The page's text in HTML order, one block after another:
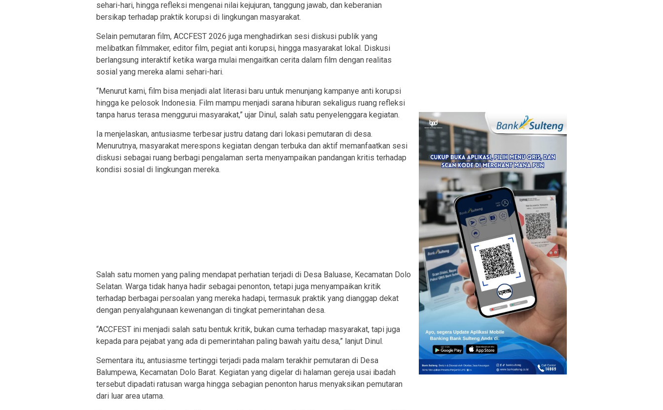
sehari-hari, hingga refleksi mengenai nilai kejujuran, tanggung jawab, dan keberanian
bersikap terhadap praktik korupsi di lingkungan masyarakat.
Selain pemutaran film, ACCFEST 2026 juga menghadirkan sesi diskusi publik yang
melibatkan filmmaker, editor film, pegiat anti korupsi, hingga masyarakat lokal. Diskusi
berlangsung interaktif ketika warga mulai mengaitkan cerita dalam film dengan realitas
sosial yang mereka alami sehari-hari.
“Menurut kami, film bisa menjadi alat literasi baru untuk menunjang kampanye anti korupsi
hingga ke pelosok Indonesia. Film mampu menjadi sarana hiburan sekaligus ruang refleksi
tanpa harus terasa menggurui masyarakat,” ujar Dinul, salah satu penyelenggara kegiatan.
Ia menjelaskan, antusiasme terbesar justru datang dari lokasi pemutaran di desa.
Menurutnya, masyarakat merespons kegiatan dengan terbuka dan aktif memanfaatkan sesi
diskusi sebagai ruang berbagi pengalaman serta menyampaikan pandangan kritis terhadap
kondisi sosial di lingkungan mereka.
Salah satu momen yang paling mendapat perhatian terjadi di Desa Baluase, Kecamatan Dolo
Selatan. Warga tidak hanya hadir sebagai penonton, tetapi juga menyampaikan kritik
terhadap berbagai persoalan yang mereka hadapi, termasuk praktik yang dianggap dekat
dengan penyalahgunaan kewenangan di tingkat pemerintahan desa.
“ACCFEST ini menjadi salah satu bentuk kritik, bukan cuma terhadap masyarakat, tapi juga
kepada para pejabat yang ada di pemerintahan paling bawah yaitu desa,” lanjut Dinul.
Sementara itu, antusiasme tertinggi terjadi pada malam terakhir pemutaran di Desa
Balumpewa, Kecamatan Dolo Barat. Kegiatan yang digelar di halaman gereja usai ibadah
tersebut dipadati ratusan warga hingga sebagian penonton harus menyaksikan pemutaran
dari luar area utama.